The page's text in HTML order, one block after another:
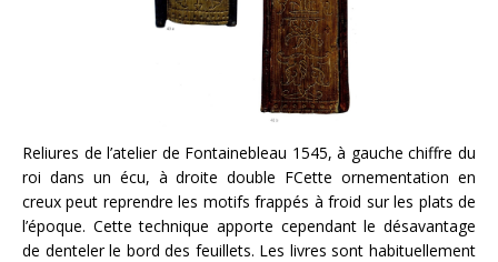
Reliures de l’atelier de Fontainebleau 1545, à gauche chiffre du
roi dans un écu, à droite double FCette ornementation en
creux peut reprendre les motifs frappés à froid sur les plats de
l’époque. Cette technique apporte cependant le désavantage
de denteler le bord des feuillets. Les livres sont habituellement